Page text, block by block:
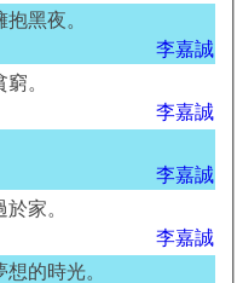
黑夜。
李嘉誠
。
李嘉誠
李嘉誠
家。
李嘉誠
的時光。